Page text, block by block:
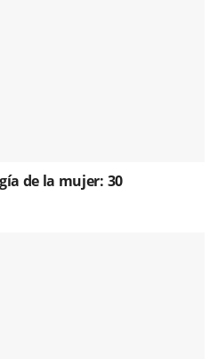
de la mujer: 30